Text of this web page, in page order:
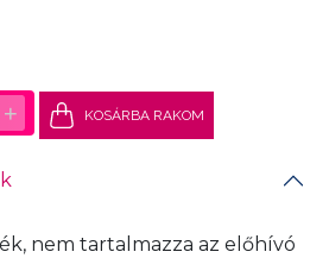
+ KOSÁRBA RAKOM
nem tartalmazza az előhívó